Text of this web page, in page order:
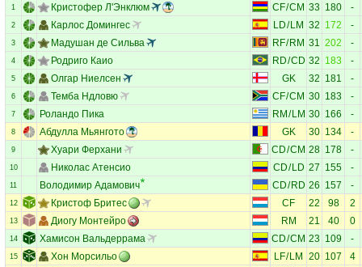
1 Кристофер Л'Энклюм CF/CM 33 180 -
2 Карлос Домингес LD/ LM 32 172 -
3 Мадушан де Сильва RF/ RM 31 202 -
4 Родриго Каио RD/CD 32 183 -
5 Олгар Ниелсен GK 32 181 -
6 Темба Ндловю CF/CM 30 183 -
7 Роландо Пика RM /LM 30 166 -
8 Абдулла Мьянгото GK 30 134 -
9 Хуари Ферхани CD/CM 28 178 -
10 Николас Атенсио CD/LD 27 155 -
11 Володимир Адамович CD/RD 26 157 -
12 Кристоф Бритес CF 22 98 2
13 Диогу Монтейро RM 21 40 0
14 Хамисон Вальдеррама CD/CM 23 109 -
15 Хон Морсильо LF/ LM 20 107 4